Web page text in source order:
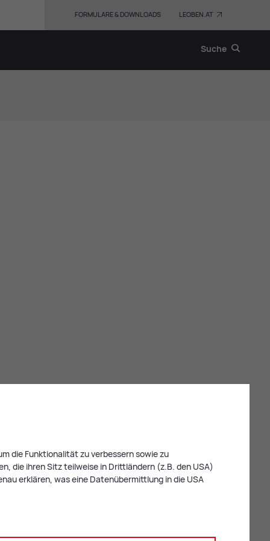
Suche
FORMULARE & DOWNLOADS LEOBEN.AT
die Funktionalität zu verbessern sowie zu
die ihren Sitz teilweise in Drittländern (z.B. den USA)
erklären, was eine Datenübermittlung in die USA